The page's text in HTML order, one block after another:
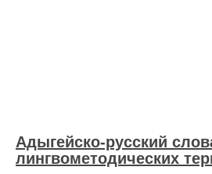
Адыгейско-русский
лингвометодических